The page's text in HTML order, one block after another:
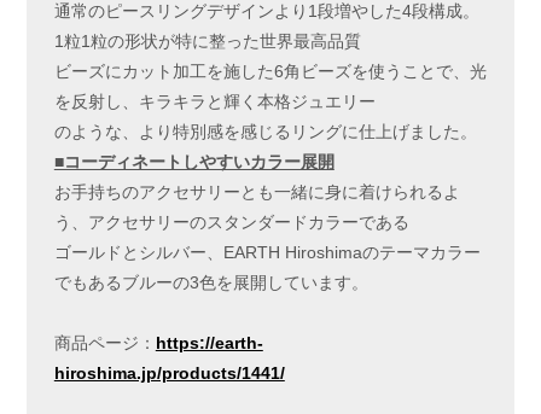
通常のピースリングデザインより1段増やした4段構成。
1粒1粒の形状が特に整った世界最高品質
ビーズにカット加工を施した6角ビーズを使うことで、光
を反射し、キラキラと輝く本格ジュエリー
のような、より特別感を感じるリングに仕上げました。
■コーディネートしやすいカラー展開
お手持ちのアクセサリーとも一緒に身に着けられるよ
う、アクセサリーのスタンダードカラーである
ゴールドとシルバー、EARTH Hiroshimaのテーマカラー
でもあるブルーの3色を展開しています。
商品ページ： https://earth-
hiroshima.jp/products/1441/